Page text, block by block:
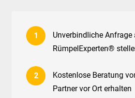
Unverbindliche Anfrage
RümpelExperten®
Kostenlose Beratung
Partner vor Ort erhalten